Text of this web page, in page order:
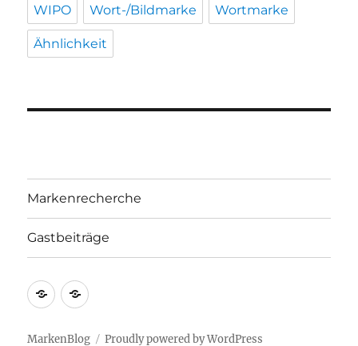
WIPO Wort-/Bildmarke Wortmarke
Ähnlichkeit
Markenrecherche
Gastbeiträge
Markenrecherche
Gastbeiträge
MarkenBlog Proudly powered by WordPress